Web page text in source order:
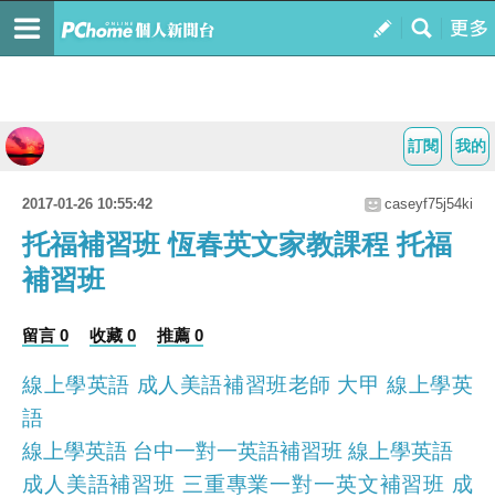
我的
訂閱
2017-01-26 10:55:42 caseyf75j54ki
托福補習班 恆春英文家教課程 托福
補習班
留言 0 收藏 0 推薦 0
線上學英語 成人美語補習班老師 大甲 線上學英
語
線上學英語 台中一對一英語補習班 線上學英語
成人美語補習班 三重專業一對一英文補習班 成